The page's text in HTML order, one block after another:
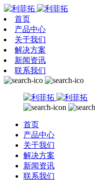
首页
产品中心
关于我们
解决方案
新闻资讯
联系我们
首页
产品中心
关于我们
解决方案
新闻资讯
联系我们